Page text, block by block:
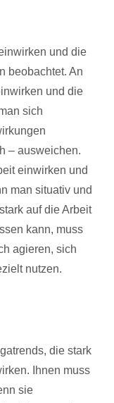
und die
beobachtet. An
und die
sich
– ausweichen.
einwirken und
man situativ und
auf die Arbeit
kann, muss
agieren, sich
nutzen.
die stark
Ihnen muss
sie